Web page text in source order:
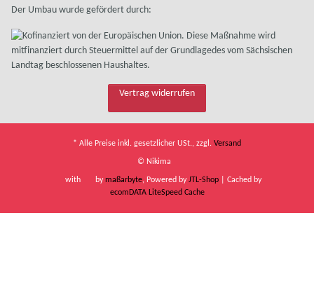
Der Umbau wurde gefördert durch:
Vertrag widerrufen
* Alle Preise inkl. gesetzlicher USt., zzgl. Versand
© Nikima
with bymaßarbyte, Powered byJTL-Shop
| Cached by
ecomDATA LiteSpeed Cache